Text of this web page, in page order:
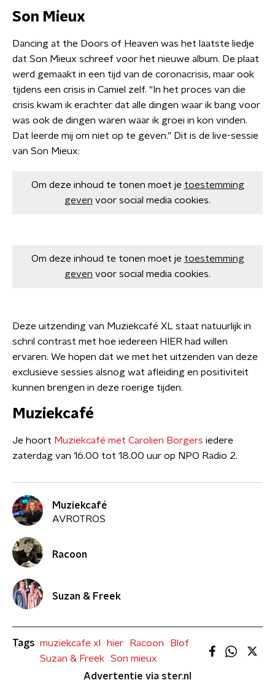
Son Mieux
Dancing at the Doors of Heaven was het laatste liedje
dat Son Mieux schreef voor het nieuwe album. De plaat
werd gemaakt in een tijd van de coronacrisis, maar ook
tijdens een crisis in Camiel zelf. “In het proces van die
crisis kwam ik erachter dat alle dingen waar ik bang voor
was ook de dingen waren waar ik groei in kon vinden.
Dat leerde mij om niet op te geven.” Dit is de live-sessie
van Son Mieux:
Om deze inhoud te tonen moet je toestemming
geven voor social media cookies.
Om deze inhoud te tonen moet je toestemming
geven voor social media cookies.
Deze uitzending van Muziekcafé XL staat natuurlijk in
schril contrast met hoe iedereen HIER had willen
ervaren. We hopen dat we met het uitzenden van deze
exclusieve sessies alsnog wat afleiding en positiviteit
kunnen brengen in deze roerige tijden.
Muziekcafé
Je hoort Muziekcafé met Carolien Borgers iedere
zaterdag van 16.00 tot 18.00 uur op NPO Radio 2.
Muziekcafé
AVROTROS
Racoon
Suzan & Freek
Tags muziekcafe xl hier Racoon
Blof
Suzan & Freek
Son mieux
Advertentie via ster.nl